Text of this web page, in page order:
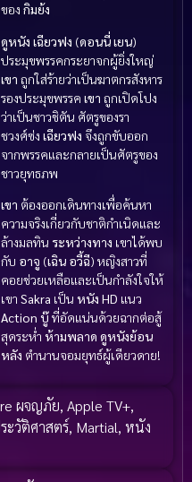
ของ กิมย้ง
ดูหนัง เฉียวฟง (ดอนนี่ เยน)
ประมุขพรรคกระยาจกผู้ยิ่งใหญ่
เขา ถูกใส่ร้ายว่าเป็นฆาตกรสังหาร
รองประมุขพรรค เขา ถูกเปิดโปง
ว่าเป็นชาวชิตัน ศัตรูของรา
ชวงศ์ซ่ง เฉียวฟง จึงถูกขับออก
จากพรรคและกลายเป็นศัตรูของ
ชาวยุทธภพ
เขา ต้องออกเดินทางเพื่อค้นหา
ความจริงเกี่ยวกับชาติกำเนิดและ
ล้างมลทิน ระหว่างทาง เขาได้พบ
กับ อาจู (เฉิน อวี้ฉี) หญิงสาวที่
คอยช่วยเหลือและเป็นกำลังใจให้
เขา Sakra เป็น หนัง HD แนว
Action บู๊ที่อัดแน่นด้วยฉากต่อสู้
สุดระห่ำ ห้ามพลาด ดูหนังย้อน
หลัง ตำนานจอมยุทธ์ผู้เดียวดาย!
ผจญภัย,Apple TV+,
ะวัติศาสตร์, Martial,หนัง